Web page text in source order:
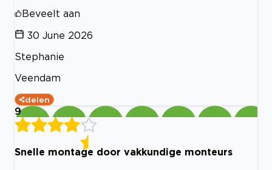
Beveelt aan
30 June 2026
Stephanie
Veendam
delen
9
Snelle montage door vakkundige monteurs